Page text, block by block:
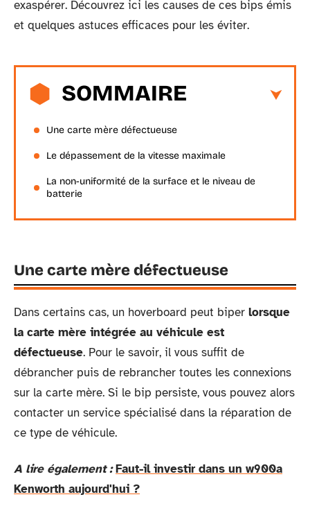
exaspérer. Découvrez ici les causes de ces bips émis
et quelques astuces efficaces pour les éviter.
SOMMAIRE
Une carte mère défectueuse
Le dépassement de la vitesse maximale
La non-uniformité de la surface et le niveau de
batterie
Une carte mère défectueuse
Dans certains cas, un hoverboard peut biper lorsque
la carte mère intégrée au véhicule est
défectueuse. Pour le savoir, il vous suffit de
débrancher puis de rebrancher toutes les connexions
sur la carte mère. Si le bip persiste, vous pouvez alors
contacter un service spécialisé dans la réparation de
ce type de véhicule.
A lire également : Faut-il investir dans un w900a
Kenworth aujourd'hui ?